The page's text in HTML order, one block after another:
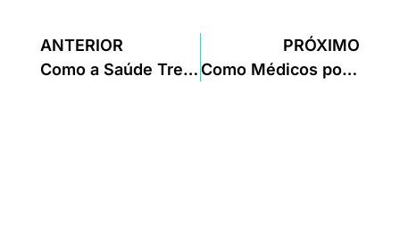
ANTERIOR
Como a Saúde Trevo pode apoiar o trabalho dos médicos
PRÓXIMO
Como Médicos podem Transformar a Saúde através do Empreendedorismo